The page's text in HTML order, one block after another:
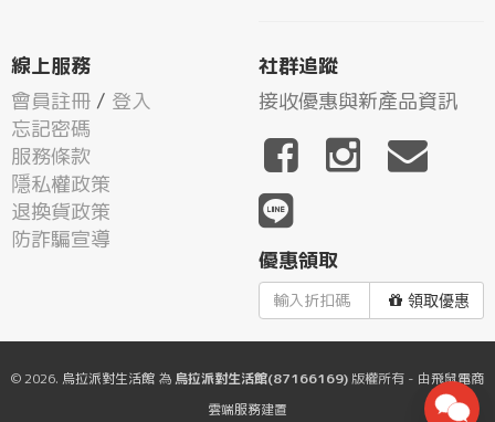
線上服務
會員註冊 / 登入
忘記密碼
服務條款
隱私權政策
退換貨政策
防詐騙宣導
社群追蹤
接收優惠與新產品資訊
優惠領取
領取優惠
© 2026. 烏拉派對生活館 為 烏拉派對生活館(87166169)版權所有 - 由飛鼠電商
雲端服務建置